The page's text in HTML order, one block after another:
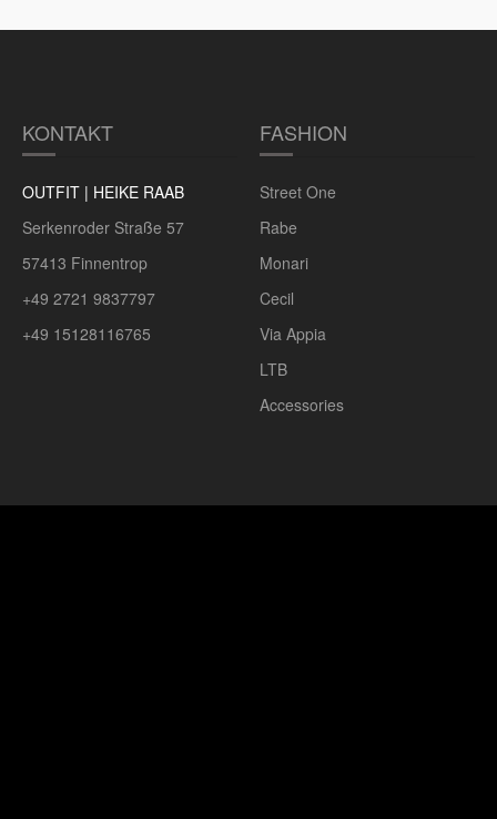
KONTAKT
OUTFIT | HEIKE RAAB
Serkenroder Straße 57
57413 Finnentrop
+49 2721 9837797
+49 15128116765
FASHION
Street One
Rabe
Monari
Cecil
Via Appia
LTB
Accessories